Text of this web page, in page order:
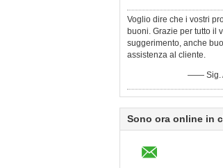
Voglio dire che i vostri
buoni. Grazie per tutto il
suggerimento, anche
assistenza al cliente.
—— Sig.
Sono ora online in